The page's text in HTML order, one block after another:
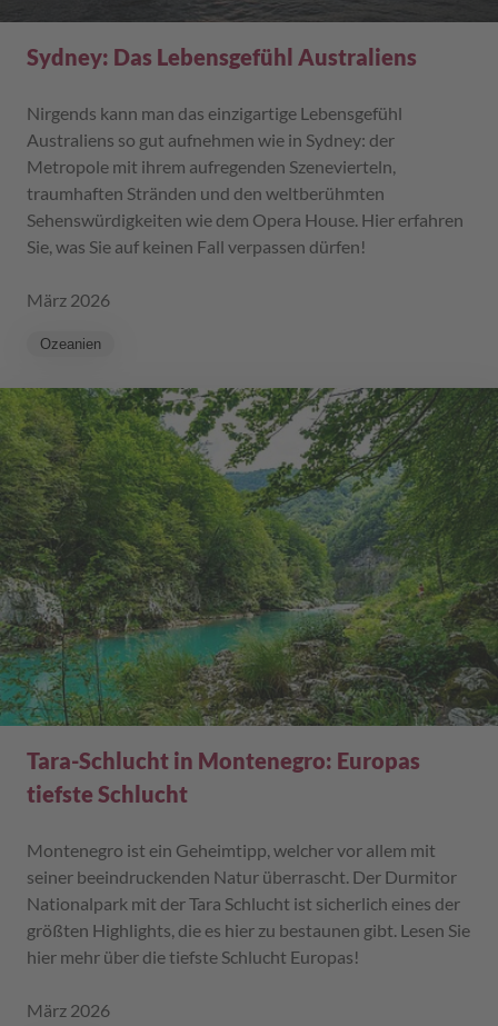
Sydney: Das Lebensgefühl Australiens
Nirgends kann man das einzigartige Lebensgefühl
Australiens so gut aufnehmen wie in Sydney: der
Metropole mit ihrem aufregenden Szenevierteln,
traumhaften Stränden und den weltberühmten
Sehenswürdigkeiten wie dem Opera House. Hier erfahren
Sie, was Sie auf keinen Fall verpassen dürfen!
März 2026
Ozeanien
Tara-Schlucht in Montenegro: Europas
tiefste Schlucht
Montenegro ist ein Geheimtipp, welcher vor allem mit
seiner beeindruckenden Natur überrascht. Der Durmitor
Nationalpark mit der Tara Schlucht ist sicherlich eines der
größten Highlights, die es hier zu bestaunen gibt. Lesen Sie
hier mehr über die tiefste Schlucht Europas!
März 2026